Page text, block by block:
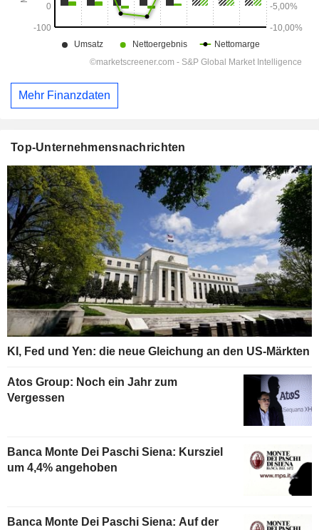
Mehr Finanzdaten
Top-Unternehmensnachrichten
KI, Fed und Yen: die neue Gleichung an den US-Märkten
Atos Group: Noch ein Jahr zum
Vergessen
Banca Monte Dei Paschi Siena: Kursziel
um 4,4% angehoben
Banca Monte Dei Paschi Siena: Auf der